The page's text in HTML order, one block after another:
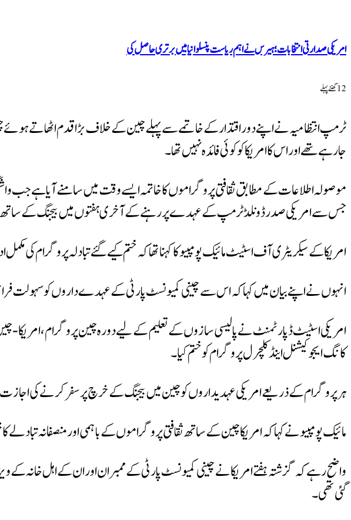
امریکی صدارتی انتخابات؛ ہیرس نے اہم ریاست پنسلوانیا میں برتری حاصل کی
12 گھنٹےپہلے
جارہے تھے اور اس کا امریکا کو کوئی فائدہ نہیں تھا۔
موصولہ اطلاعات کے مطابق ثقافتی پروگراموں کا خاتمہ ایسے وقت میں سامنے آیا ہے جب
جس سے امریکی صدر ڈونلڈ ٹرمپ کے عہدے پر رہنے کے آخری ہفتوں میں بیجنگ کے ساتھ
امریکا کے سیکریٹری آف اسٹیٹ مائیک پومپیو کا کہنا تھا کہ ختم کیے گئے تبادلہ پروگرام کی
انہوں نے اپنے بیان میں کہا کہ اس سے چینی کمیونسٹ پارٹی کے عہدے داروں کو سہولت
امریکی اسٹیٹ ڈپارٹمنٹ نے پالیسی سازوں کے تعلیم کے لیے دورہ چین پروگرام، امریکا-
کانگ ایجوکیشنل اینڈ کلچرل پروگرام کو ختم کیا۔
ہر پروگرام کے ذریعے امریکی عہدیداروں کو چین میں بیجنگ کے خرچ پر سفر کرنے کی
مائیک پومپیو نے کہا کہ امریکا چین کے ساتھ ثقافتی پروگراموں کے باہمی اور منصفانہ تبادلے کا
گئی تھی۔